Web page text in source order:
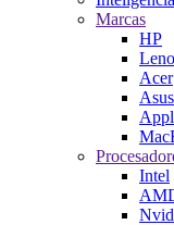
Marcas
HP
Acer
Asus
Intel